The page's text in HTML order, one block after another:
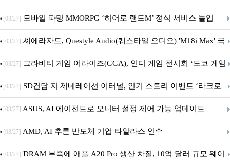
M.2 NVMe 디앤디컴 1TB
[03/27] 모바일 파밍 MMORPG ‘히어로 랜드M’ 정식 서비스 돌입
[03/27] 셰에라자드, Questyle Audio(퀘스타일 오디오) 'M18i Max' 국
내 정식 출시
[03/27] 그라비티 게임 어라이즈(GGA), 인디 게임 전시회 ‘도쿄 게임
던전 13’ 참가!
[03/27] SD건담 지 제네레이션 이터널, 인기 스토리 이벤트 ‘라크로
아의 용사’ 재개최 및 풍성한 기념 이벤트 실시!
[03/27] ASUS, AI 에이전트로 모니터 설정 제어 가능 업데이트
[03/27] AMD, AI 추론 반도체 기업 타알라스 인수
[03/27] DRAM 부족에 애플 A20 Pro 생산 차질, 10억 달러 규모 웨이